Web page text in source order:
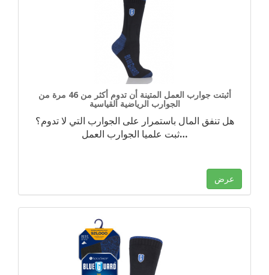
أثبتت جوارب العمل المتينة أن تدوم أكثر من 46 مرة من
الجوارب الرياضية القياسية
هل تنفق المال باستمرار على الجوارب التي لا تدوم؟
ثبت علميا الجوارب العمل…
عرض